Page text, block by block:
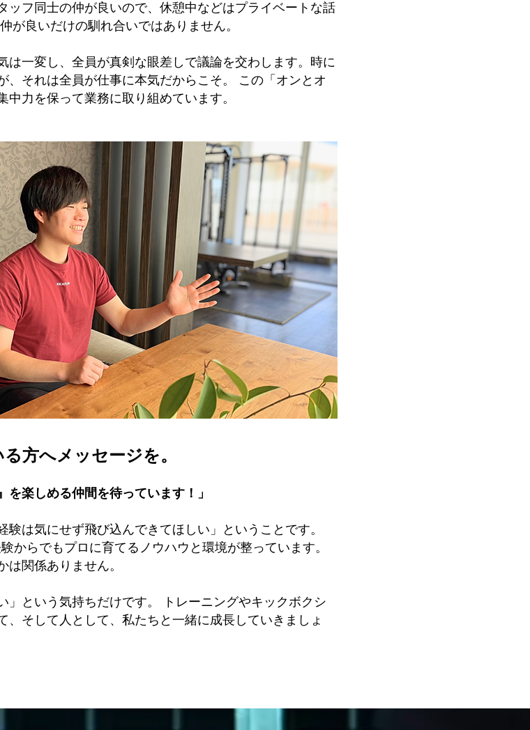
ッフ同士の仲が良いので、休憩中などはプライベートな話
が良いだけの馴れ合いではありません。
は一変し、全員が真剣な眼差しで議論を交わします。時に
、それは全員が仕事に本気だからこそ。 この「オンとオ
力を保って業務に取り組めています。
方へメッセージを。
を楽しめる仲間を待っています！」
は気にせず飛び込んできてほしい」ということです。
からでもプロに育てるノウハウと環境が整っています。
関係ありません。
」という気持ちだけです。 トレーニングやキックボクシ
、そして人として、私たちと一緒に成長していきましょ